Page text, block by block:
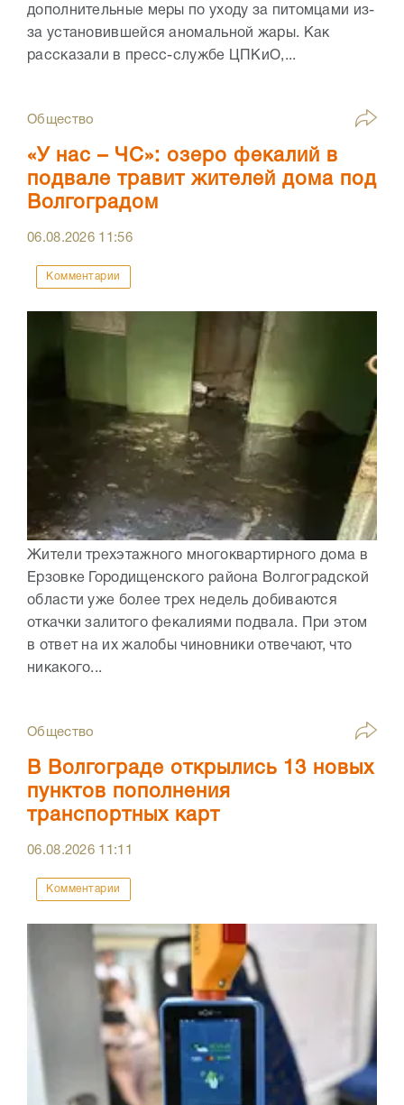
дополнительные меры по уходу за питомцами из-
за установившейся аномальной жары. Как
рассказали в пресс-службе ЦПКиО,...
Общество
«У нас – ЧС»: озеро фекалий в
подвале травит жителей дома под
Волгоградом
06.08.2026 11:56
Комментарии
Жители трехэтажного многоквартирного дома в
Ерзовке Городищенского района Волгоградской
области уже более трех недель добиваются
откачки залитого фекалиями подвала. При этом
в ответ на их жалобы чиновники отвечают, что
никакого...
Общество
В Волгограде открылись 13 новых
пунктов пополнения
транспортных карт
06.08.2026 11:11
Комментарии